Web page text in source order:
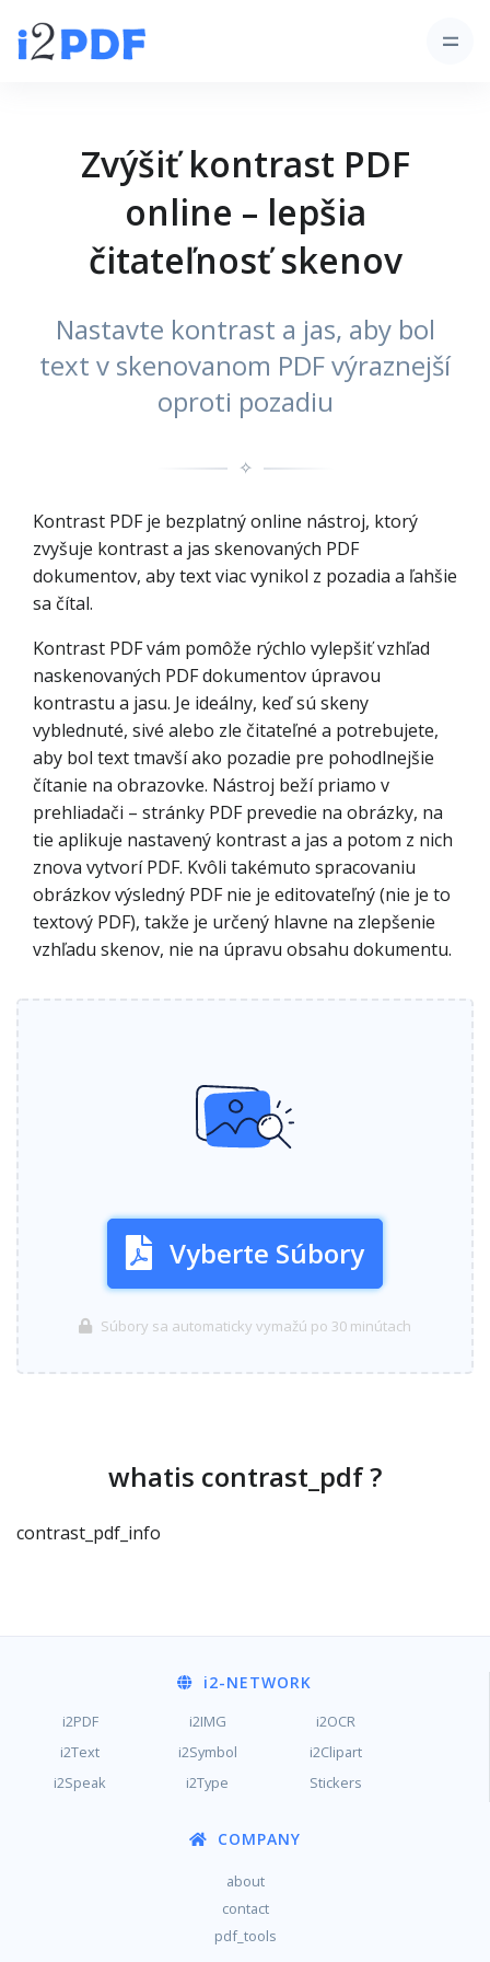
Zvýšiť kontrast PDF
online – lepšia
čitateľnosť skenov
Nastavte kontrast a jas, aby bol
text v skenovanom PDF výraznejší
oproti pozadiu
✧
Kontrast PDF je bezplatný online nástroj, ktorý
zvyšuje kontrast a jas skenovaných PDF
dokumentov, aby text viac vynikol z pozadia a ľahšie
sa čítal.
Kontrast PDF vám pomôže rýchlo vylepšiť vzhľad
naskenovaných PDF dokumentov úpravou
kontrastu a jasu. Je ideálny, keď sú skeny
vyblednuté, sivé alebo zle čitateľné a potrebujete,
aby bol text tmavší ako pozadie pre pohodlnejšie
čítanie na obrazovke. Nástroj beží priamo v
prehliadači – stránky PDF prevedie na obrázky, na
tie aplikuje nastavený kontrast a jas a potom z nich
znova vytvorí PDF. Kvôli takémuto spracovaniu
obrázkov výsledný PDF nie je editovateľný (nie je to
textový PDF), takže je určený hlavne na zlepšenie
vzhľadu skenov, nie na úpravu obsahu dokumentu.
Vyberte Súbory
Súbory sa automaticky vymažú po 30 minútach
whatis contrast_pdf ?
contrast_pdf_info
i2-NETWORK
i2PDF i2IMG
i2OCR
i2Text
i2Symbol
i2Clipart
i2Speak
i2Type Stickers
COMPANY
about
contact
pdf_tools